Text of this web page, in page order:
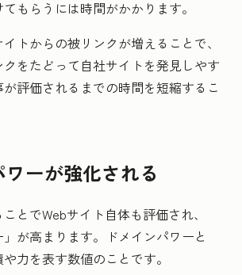
もらうには時間がかかります。
トからの被リンクが増えることで、
をたどって自社サイトを発見しやす
が評価されるまでの時間を短縮するこ
ワーが強化される
とでWebサイト自体も評価され、
」が高まります。ドメインパワーと
力を表す数値のことです。